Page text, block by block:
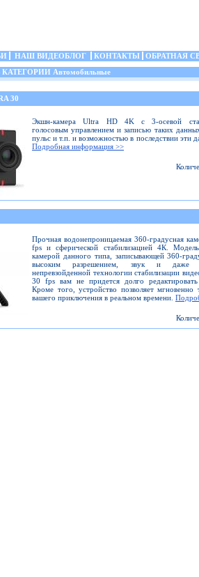
НАШ ВИДЕОБЛОГ КОНТАКТЫ ОБРАТНАЯ
Автомобильные
30
Экшн-камера Ultra HD 4K с 3-осевой
голосовым управлением и записью таких
пульс и т.п. и возможностью в последствии эти
Подробная информация >>
Прочная водонепроницаемая 360-градусная
fps и сферической стабилизацией 4К.
камерой данного типа, записывающей 360-
высоким разрешением, звук и даже
непревзойденной технологии стабилизации
30 fps вам не придется долго редактировать
Кроме того, устройство позволяет мгновенно
вашего приключения в реальном времени.